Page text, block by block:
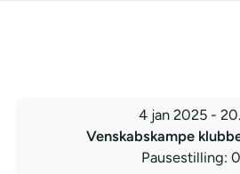
4 jan 2025 -
Venskabskampe
Pausestilling: